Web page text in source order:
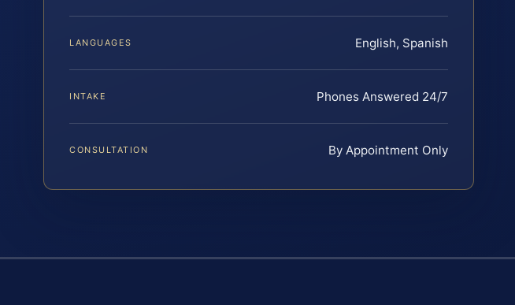
LANGUAGES English, Spanish
INTAKE Phones Answered 24/7
CONSULTATION By Appointment Only